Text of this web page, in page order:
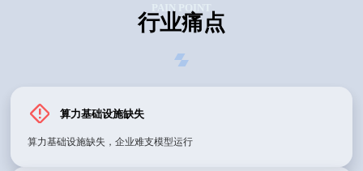
行业痛点
PAIN POINT
算力基础设施缺失
算力基础设施缺失，企业难支模型运行